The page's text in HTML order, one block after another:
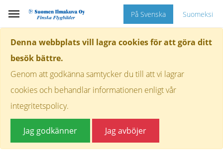
Denna webbplats vill lagra cookies för att göra ditt
besök bättre.
Genom att godkänna samtycker du till att vi lagrar
cookies och behandlar informationen enligt vår
integritetspolicy.
Jag godkänner Jag avböjer
På Svenska Suomeksi